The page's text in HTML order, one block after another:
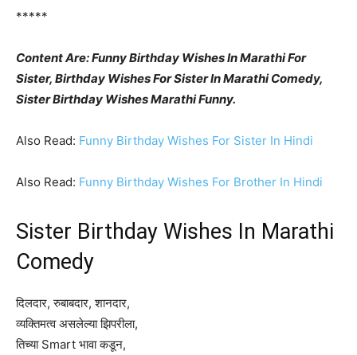
*****
Content Are: Funny Birthday Wishes In Marathi For
Sister, Birthday Wishes For Sister In Marathi Comedy,
Sister Birthday Wishes Marathi Funny.
Also Read: Funny Birthday Wishes For Sister In Hindi
Also Read: Funny Birthday Wishes For Brother In Hindi
Sister Birthday Wishes In Marathi
Comedy
दिलदार, रुबाबदार, शानदार,
व्यक्तिमत्व असलेल्या झिपरीला,
तिच्या Smart भावा कडून,